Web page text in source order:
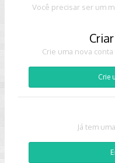
Você precisar ser um
Crie uma nova
Crie
Já tem